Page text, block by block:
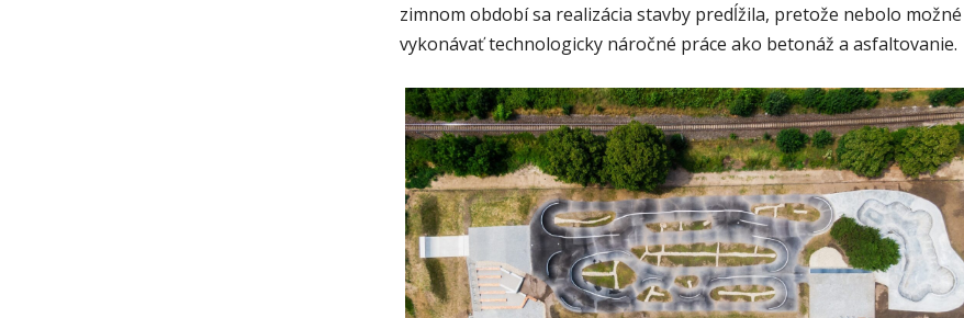
zimnom období sa realizácia stavby predĺžila, pretože nebolo možné
vykonávať technologicky náročné práce ako betonáž a asfaltovanie.